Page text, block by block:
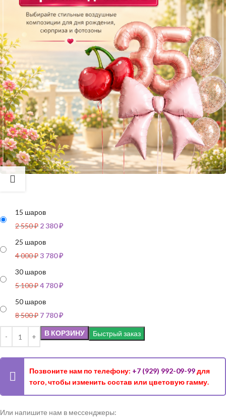
15 шаров
2 550₽ 2 380₽
25 шаров
4 000₽3 780₽
30 шаров
5 100₽4 780₽
50 шаров
8 500₽ 7 780₽
В КОРЗИНУ Быстрый заказ
Позвоните нам по телефону: +7 (929) 992-09-99для
того, чтобы изменить состав или цветовую гамму.
Или напишите нам в мессенджеры: